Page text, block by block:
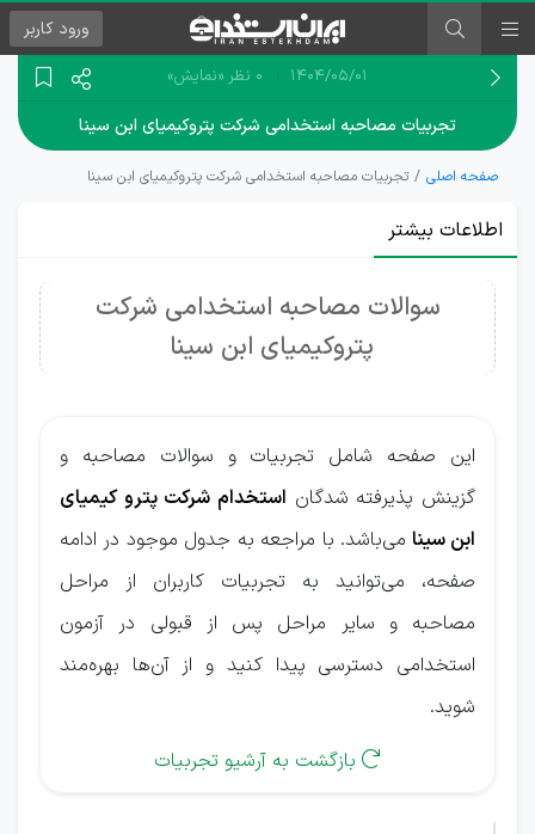
ورود کاربر
۱۴۰۴/۰۵/۰۱ 0 نظر «نمایش»
تجربیات مصاحبه استخدامی شرکت پتروکیمیای ابن سینا
صفحه اصلی تجربیات مصاحبه استخدامی شرکت پتروکیمیای ابن سینا
اطلاعات بیشتر
سوالات مصاحبه استخدامی شرکت
پتروکیمیای ابن سینا
این صفحه شامل تجربیات و سوالات مصاحبه و
گزینش پذیرفته شدگان استخدام شرکت پترو کیمیای
ابن سینا می‌باشد. با مراجعه به جدول موجود در ادامه
صفحه، می‌توانید به تجربیات کاربران از مراحل
مصاحبه و سایر مراحل پس از قبولی در آزمون
استخدامی دسترسی پیدا کنید و از آن‌ها بهره‌مند
شوید.
 بازگشت به آرشیو تجربیات